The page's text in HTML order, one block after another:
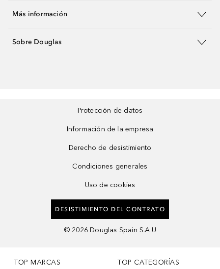
Más información
Sobre Douglas
Protección de datos
Información de la empresa
Derecho de desistimiento
Condiciones generales
Uso de cookies
DESISTIMIENTO DEL CONTRATO
© 2026 Douglas Spain S.A.U
TOP MARCAS TOP CATEGORÍAS